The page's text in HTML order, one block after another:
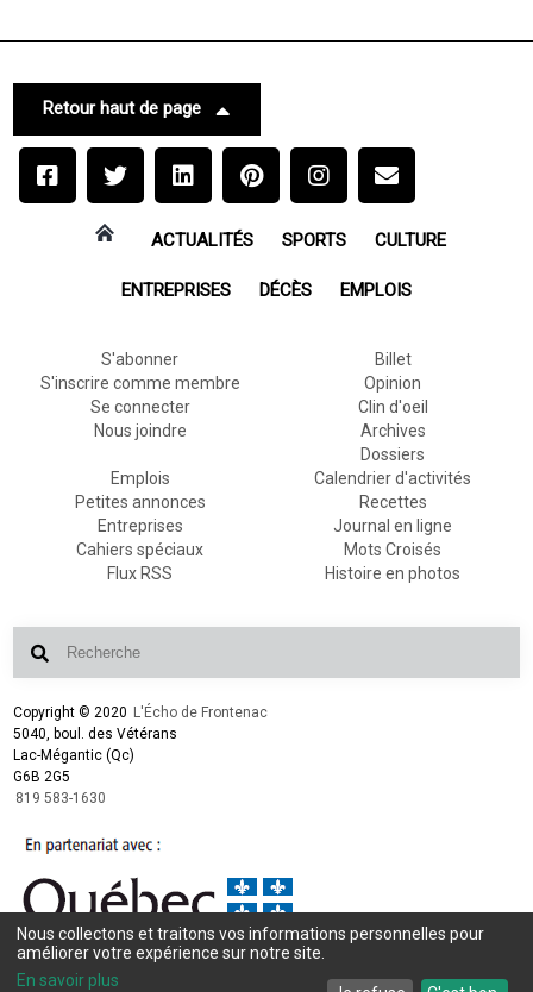
Retour haut de page
ACTUALITÉS SPORTS CULTURE
ENTREPRISES DÉCÈS EMPLOIS
S'abonner
S'inscrire comme membre
Se connecter
Nous joindre
Billet
Opinion
Clin d'oeil
Archives
Dossiers
Emplois
Petites annonces
Entreprises
Cahiers spéciaux
Flux RSS
Calendrier d'activités
Recettes
Journal en ligne
Mots Croisés
Histoire en photos
Copyright © 2020 L'Écho de Frontenac
5040, boul. des Vétérans
Lac-Mégantic (Qc)
G6B 2G5
819 583-1630
Conception et design :L'Écho de Frontenac
Intégration et programmation :
Nous collectons et traitons vos informations personnelles pour
améliorer votre expérience sur notre site.
En savoir plus